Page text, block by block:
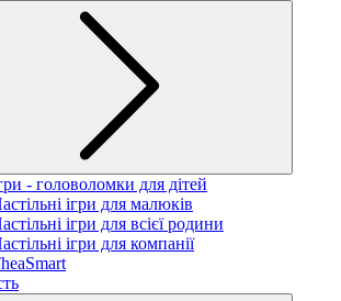
- головоломки для дітей
ігри для малюків
ігри для всієї родини
ігри для компанії